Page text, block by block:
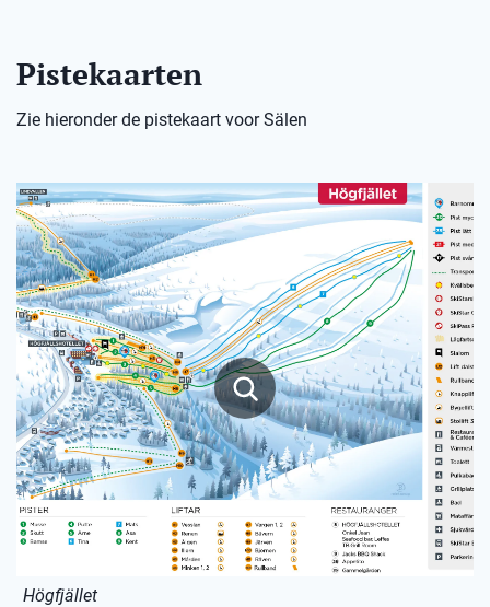
Pistekaarten
Zie hieronder de pistekaart voor Sälen
Högfjället